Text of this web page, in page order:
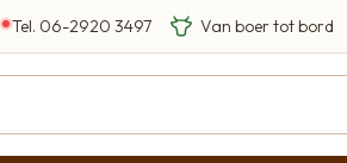
Tel. 06-2920 3497
Eigen Limousin
Eerlijke